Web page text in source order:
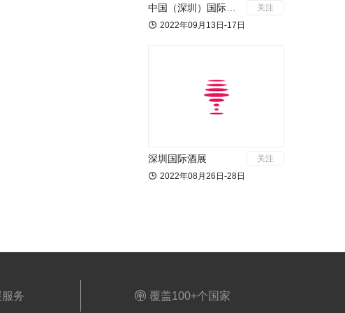
关注
 2022年09月13日-17日
深圳国际酒展 关注
 2022年08月26日-28日
务  覆盖100+个国家